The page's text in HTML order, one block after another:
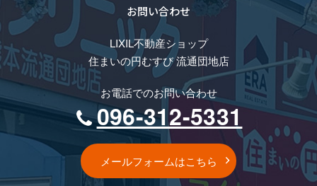
お問い合わせ
LIXIL不動産ショップ
住まいの円むすび 流通団地店
お電話でのお問い合わせ
096-312-5331
メールフォームはこちら